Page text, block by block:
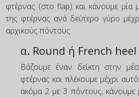
φτέρνας (στο flap) και κάνουμε μία
της φτέρνας ανά δεύτερο γύρο
αρχικούς πόντους.
α. Round ή French heel
Βάζουμε έναν δείκτη στην
φτέρνας και πλέκουμε μέχρι
ακόμα 2 με 3 πόντους, κάνουμε